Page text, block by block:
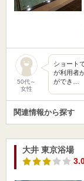
50代～
女性
ショート
が利用者
ができ…
関連情報から探す
大井 東京浴場